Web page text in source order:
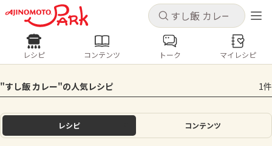
キャンセル
ログインするとレシピを保存できます
ログイン
ホーム
キャンセル
レシピ コンテンツ
人気の食材・レシピ
きゅうり なす トマト
とうもろこし
レシピ コンテンツ トーク マイレシピ
"すし飯 カレー"の人気レシピ 1件
レシピ コンテンツ